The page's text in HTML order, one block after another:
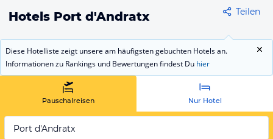
Hotels Port d'Andratx Teilen
Diese Hotelliste zeigt unsere am häufigsten gebuchten Hotels an.
Informationen zu Rankings und Bewertungen findest Du hier
Pauschalreisen Nur Hotel
Port d'Andratx